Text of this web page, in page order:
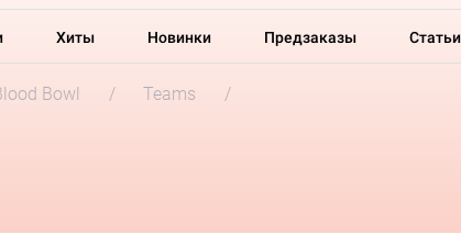
Хиты Новинки Предзаказы Статьи
Bowl
Teams